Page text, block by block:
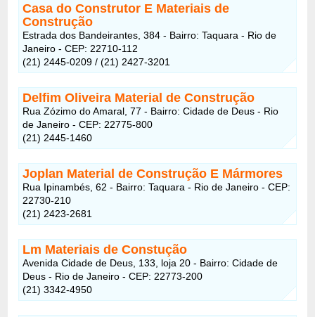
Casa do Construtor E Materiais de
Construção
Estrada dos Bandeirantes, 384 - Bairro: Taquara - Rio de
Janeiro - CEP: 22710-112
(21) 2445-0209 / (21) 2427-3201
Delfim Oliveira Material de Construção
Rua Zózimo do Amaral, 77 - Bairro: Cidade de Deus - Rio
de Janeiro - CEP: 22775-800
(21) 2445-1460
Joplan Material de Construção E Mármores
Rua Ipinambés, 62 - Bairro: Taquara - Rio de Janeiro - CEP:
22730-210
(21) 2423-2681
Lm Materiais de Constução
Avenida Cidade de Deus, 133, loja 20 - Bairro: Cidade de
Deus - Rio de Janeiro - CEP: 22773-200
(21) 3342-4950